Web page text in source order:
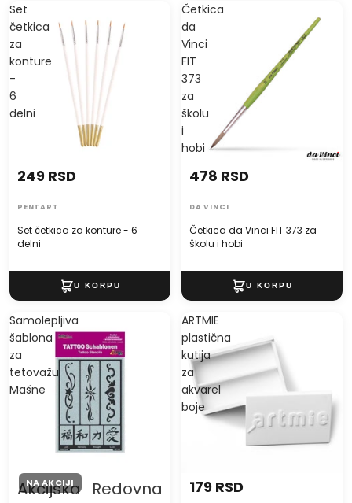
Set
četkica
za
konture
-
6
delni
Set četkica za konture - 6
delni
249 RSD
PENTART
Četkica
da
Vinci
FIT
373
za
školu
i
hobi
Četkica da Vinci FIT 373 za
školu i hobi
478 RSD
DA VINCI
Samolepljiva
šablona
za
tetovažu
Mašne
NA AKCIJI
Akcijska Redovna
ARTMIE
plastična
kutija
za
akvarel
boje
179 RSD